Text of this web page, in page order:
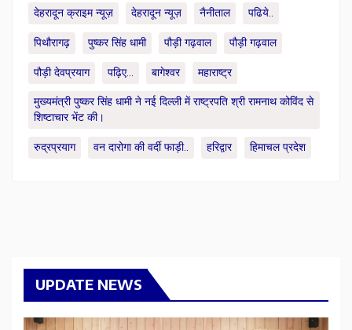
देहरादून क्राइम न्यूज़ देहरादून न्यूज़ नैनीताल पढिये..
पिथौरागढ़ पुष्कर सिंह धामी पौड़ी गढ़वाल पौड़ी गढ़वाल
पौड़ी देवप्रयाग पढ़िए... बागेश्वर महाराष्ट्र
मुख्यमंत्री पुष्कर सिंह धामी ने नई दिल्ली में राष्ट्रपति श्री रामनाथ कोविंद से
शिष्टाचार भेंट की।
रुद्रप्रयाग वन दारोगा की वर्दी फाड़ी.. हरिद्वार हिमाचल प्रदेश
UPDATE NEWS